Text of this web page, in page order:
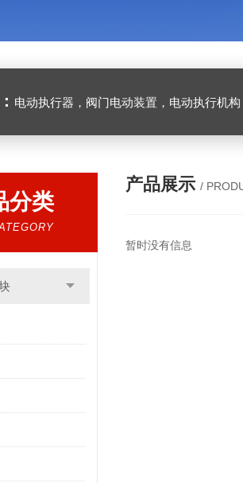
电动执行器，阀门电动装置，电动执行机构，阀门驱动装置，电动头，角行
分类
产品展示 /
暂时没有信息